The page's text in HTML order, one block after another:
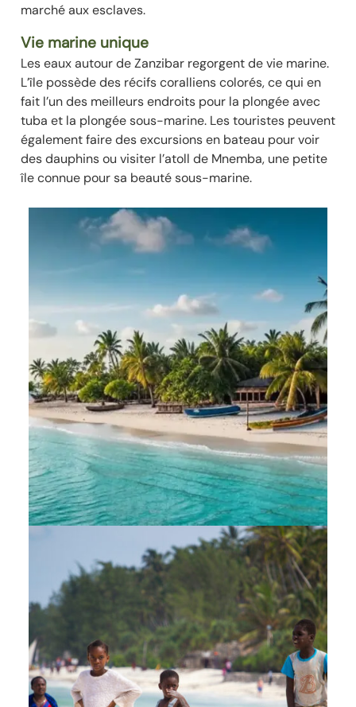
marché aux esclaves.
Vie marine unique
Les eaux autour de Zanzibar regorgent de vie marine.
L’île possède des récifs coralliens colorés, ce qui en
fait l’un des meilleurs endroits pour la plongée avec
tuba et la plongée sous-marine. Les touristes peuvent
également faire des excursions en bateau pour voir
des dauphins ou visiter l’atoll de Mnemba, une petite
île connue pour sa beauté sous-marine.